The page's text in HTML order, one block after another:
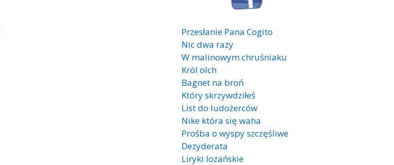
Przesłanie Pana Cogito
Nic dwa razy
W malinowym chruśniaku
Król olch
Bagnet na broń
Który skrzywdziłeś
List do ludożerców
Nike która się waha
Prośba o wyspy szczęśliwe
Dezyderata
Liryki lozańskie